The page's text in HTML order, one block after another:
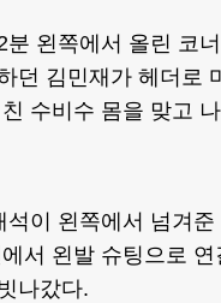
분 왼쪽에서 올린 코
던 김민재가 헤더로
수비수 몸을 맞고
석이 왼쪽에서 넘겨준
서 왼발 슈팅으로 연
나갔다.